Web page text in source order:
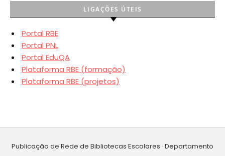
LIGAÇÕES ÚTEIS
Portal RBE
Portal PNL
Portal EduQA
Plataforma RBE (formação)
Plataforma RBE (projetos)
Publicação de Rede de Bibliotecas Escolares · Departamento